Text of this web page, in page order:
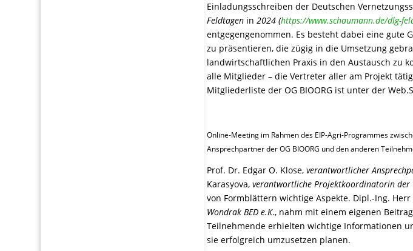
Einladungsschreiben der Deutschen
Feldtagen in2024 (https://www.schaumann.de/dlg-
entgegengenommen. Es besteht dabei eine gute
zu präsentieren, die zügig in die Umsetzung
landwirtschaftlichen Praxis in den Austausch zu
alle Mitglieder – die Vertreter aller am Projekt
Mitgliederliste der OG BIOORG ist unter der
Online-Meeting im Rahmen des EIP-Agri-Programmes
Ansprechpartner der OG BIOORG und den anderen
Prof. Dr. Edgar O. Klose,verantwortlicher
Karasyova,verantwortliche Projektkoordinatorin der
von Formblättern wichtige Aspekte. Dipl.-Ing. Herr
Wondrak BED e.K., nahm mit einem eigenen
Teilnehmende erhielten wichtige Informationen
sie erfolgreich umzusetzen planen.